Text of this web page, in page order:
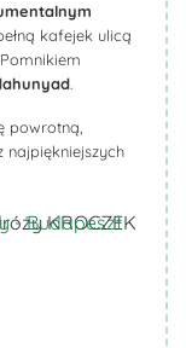
kafejek ulicą
powrotną,
najpiękniejszych
KROCZEK